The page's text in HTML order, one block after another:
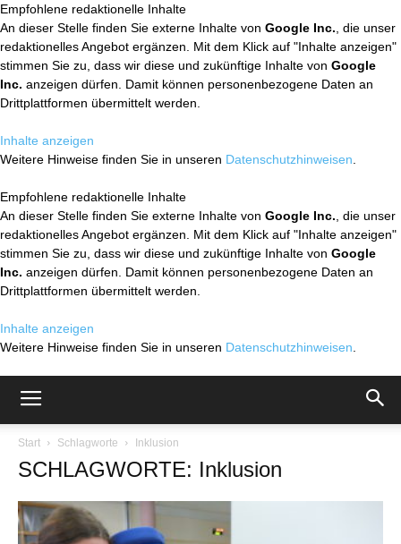
Empfohlene redaktionelle Inhalte
An dieser Stelle finden Sie externe Inhalte von Google Inc. , die unser
redaktionelles Angebot ergänzen. Mit dem Klick auf "Inhalte anzeigen"
stimmen Sie zu, dass wir diese und zukünftige Inhalte von Google
Inc. anzeigen dürfen. Damit können personenbezogene Daten an
Drittplattformen übermittelt werden.
Inhalte anzeigen
Weitere Hinweise finden Sie in unseren Datenschutzhinweisen
Empfohlene redaktionelle Inhalte
An dieser Stelle finden Sie externe Inhalte von Google Inc. , die unser
redaktionelles Angebot ergänzen. Mit dem Klick auf "Inhalte anzeigen"
stimmen Sie zu, dass wir diese und zukünftige Inhalte von Google
Inc. anzeigen dürfen. Damit können personenbezogene Daten an
Drittplattformen übermittelt werden.
Inhalte anzeigen
Weitere Hinweise finden Sie in unseren Datenschutzhinweisen
Start Schlagworte Inklusion
SCHLAGWORTE: Inklusion